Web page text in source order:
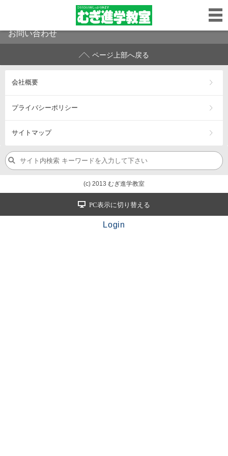
お問い合わせ
ページ上部へ戻る
会社概要
プライバシーポリシー
サイトマップ
(c) 2013 むぎ進学教室
PC表示に切り替える
Login